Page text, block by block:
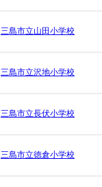
三島市立山田小学校
三島市立沢地小学校
三島市立長伏小学校
三島市立徳倉小学校